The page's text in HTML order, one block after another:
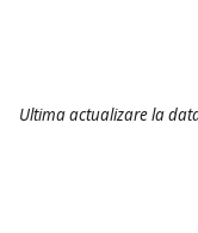
Ultima actualizarela